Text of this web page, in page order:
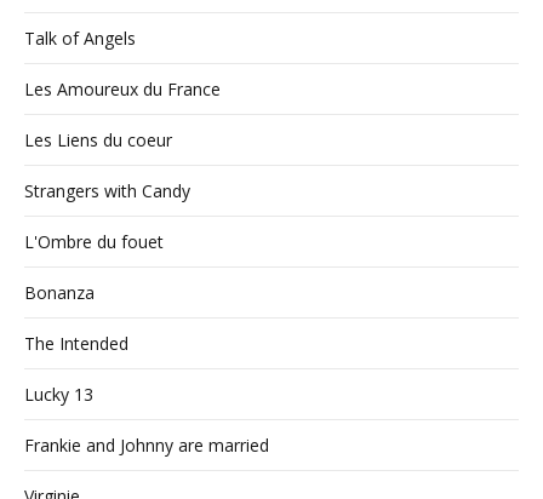
Talk of Angels
Les Amoureux du France
Les Liens du coeur
Strangers with Candy
L'Ombre du fouet
Bonanza
The Intended
Lucky 13
Frankie and Johnny are married